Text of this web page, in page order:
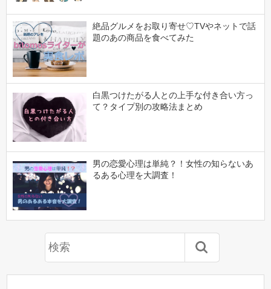
絶品グルメをお取り寄せ♡TVやネットで話
題のあの商品を食べてみた
白黒つけたがる人との上手な付き合い方っ
て？タイプ別の攻略法まとめ
男の恋愛心理は単純？！女性の知らないあ
るある心理を大調査！